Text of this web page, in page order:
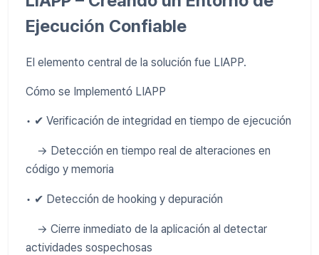
Ejecución Confiable
El elemento central de la solución fue LIAPP.
Cómo se Implementó LIAPP
• ✔ Verificación de integridad en tiempo de ejecución
→ Detección en tiempo real de alteraciones en
código y memoria
• ✔ Detección de hooking y depuración
→ Cierre inmediato de la aplicación al detectar
actividades sospechosas